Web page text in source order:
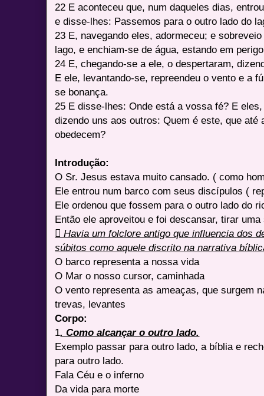
22 E aconteceu que, num daqueles dias,
e disse-lhes: Passemos para o outro lado do
23 E, navegando eles, adormeceu; e
lago, e enchiam-se de água, estando em
24 E, chegando-se a ele, o despertaram,
E ele, levantando-se, repreendeu o vento e a
se bonança.
25 E disse-lhes: Onde está a vossa fé? E
dizendo uns aos outros: Quem é este, que até
obedecem?
Introdução:
O Sr. Jesus estava muito cansado. ( como
Ele entrou num barco com seus discípulos (
Ele ordenou que fossem para o outro lado do
Então ele aproveitou e foi descansar, tirar uma
 Havia um folclore antigo que influencia dos
súbitos como aquele discrito na narrativa
O barco representa a nossa vida
O Mar o nosso cursor, caminhada
O vento representa as ameaças, que surgem
trevas, levantes
Corpo:
1. Como alcançar o outro lado.
Exemplo passar para outro lado, a bíblia e
para outro lado.
Fala Céu e o inferno
Da vida para morte